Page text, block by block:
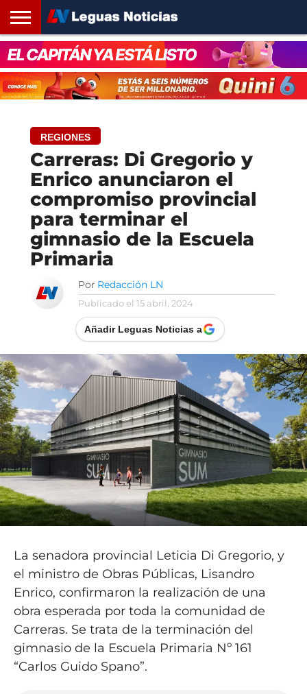
INICIO
SANTA
FE
ROSARIO24
REGIONES
ARGENTINA
OPINIÓN
CONTACTO
REGIONES
Carreras: Di Gregorio y
Enrico anunciaron el
compromiso provincial
para terminar el
gimnasio de la Escuela
Primaria
Por Redacción LN
Publicado el 15 abril, 2024
Añadir Leguas Noticias a
La senadora provincial Leticia Di Gregorio, y
el ministro de Obras Públicas, Lisandro
Enrico, confirmaron la realización de una
obra esperada por toda la comunidad de
Carreras. Se trata de la terminación del
gimnasio de la Escuela Primaria Nº 161
“Carlos Guido Spano”.